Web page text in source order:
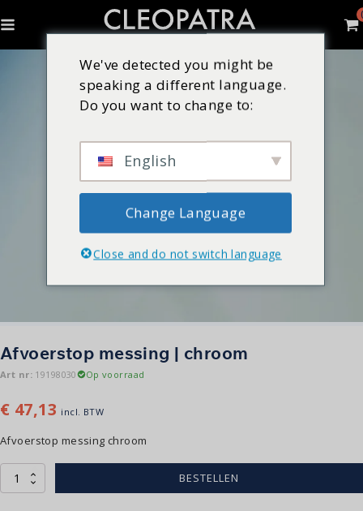
Afvoerstop messing | chroom
Art nr: 19198030 Op voorraad
€ 47,13 incl. BTW
Afvoerstop messing chroom
Afvoerstop
messing
BESTELLEN
We've detected you might be
speaking a different language.
Do you want to change to:
English
Change Language
Close and do not switch language